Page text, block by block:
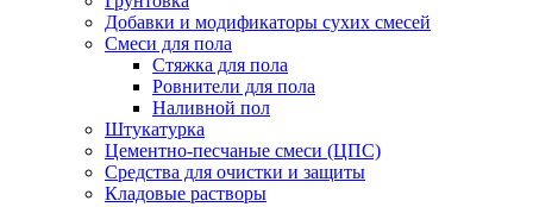
Добавки и модификаторы сухих смесей
Смеси для пола
Стяжка для пола
Ровнители для пола
Наливной пол
Штукатурка
Цементно-песчаные смеси (ЦПС)
Средства для очистки и защиты
Кладовые растворы